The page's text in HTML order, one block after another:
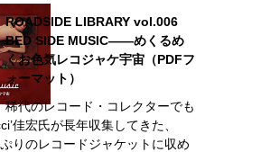
ROADSIDE LIBRARY vol.006
BED SIDE MUSIC――めくるめ
くお色気レコジャケ宇宙（PDFフ
ォーマット）
稀代のレコード・コレクターでも
佳宏氏が長年収集してきた、
ぷりのレコードジャケットに収め